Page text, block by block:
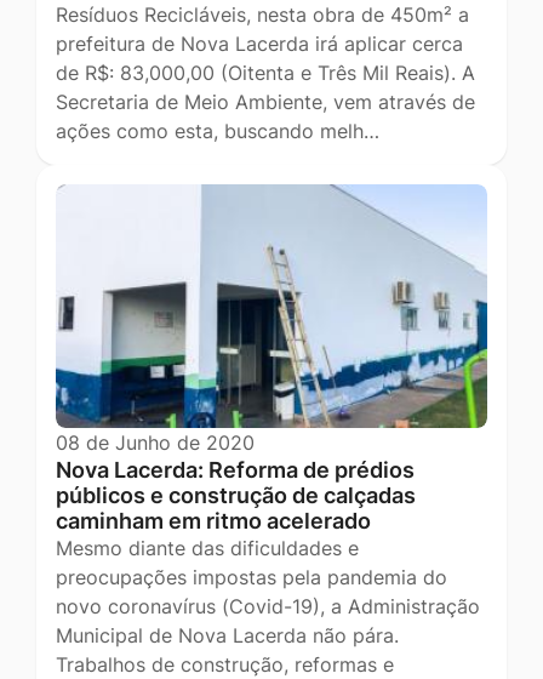
Resíduos Recicláveis, nesta obra de 450m² a
prefeitura de Nova Lacerda irá aplicar cerca
de R$: 83,000,00 (Oitenta e Três Mil Reais). A
Secretaria de Meio Ambiente, vem através de
ações como esta, buscando melh…
08 de Junho de 2020
Nova Lacerda: Reforma de prédios
públicos e construção de calçadas
caminham em ritmo acelerado
Mesmo diante das dificuldades e
preocupações impostas pela pandemia do
novo coronavírus (Covid-19), a Administração
Municipal de Nova Lacerda não pára.
Trabalhos de construção, reformas e